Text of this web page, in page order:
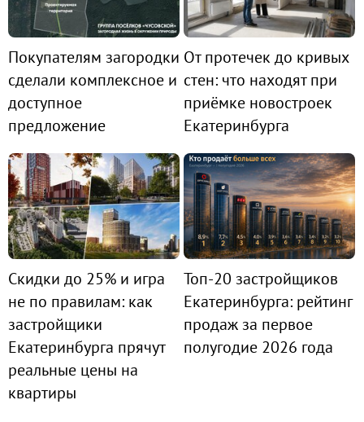
Покупателям загородки
сделали комплексное и
доступное
предложение
От протечек до кривых
стен: что находят при
приёмке новостроек
Екатеринбурга
Скидки до 25% и игра
не по правилам: как
застройщики
Екатеринбурга прячут
реальные цены на
квартиры
Топ-20 застройщиков
Екатеринбурга: рейтинг
продаж за первое
полугодие 2026 года